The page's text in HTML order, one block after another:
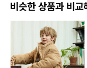
비슷한 상품과 비교